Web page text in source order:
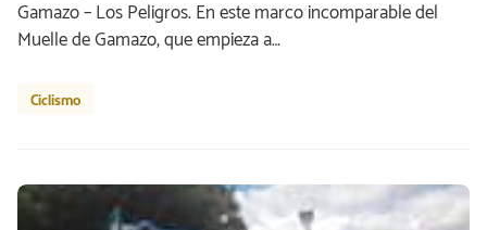
Gamazo – Los Peligros. En este marco incomparable del
Muelle de Gamazo, que empieza a…
Ciclismo